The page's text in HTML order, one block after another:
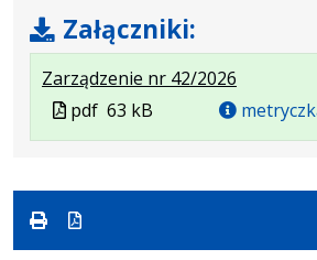
Załączniki:
Zarządzenie nr 42/2026
Plik
Rozmiar
Otwiera
Plik
w
pdf 63 kB